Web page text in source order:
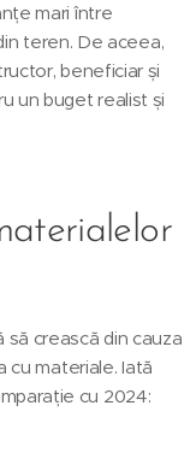
mari între
teren. De aceea,
beneficiar și
un buget realist și
crească din cauza
cu materiale. Iată
cu 2024: